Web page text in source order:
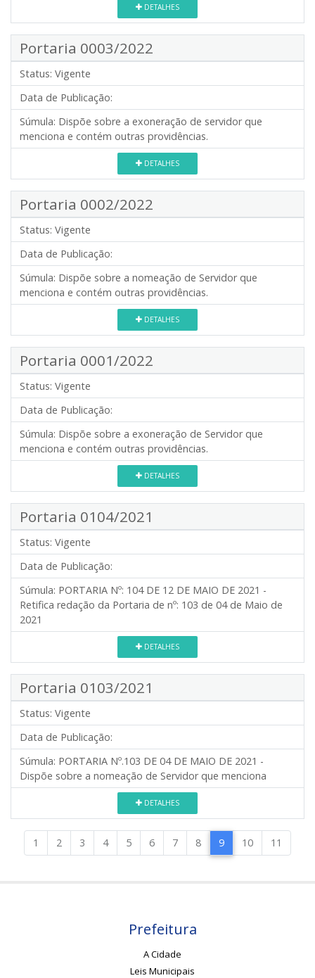
DETALHES
Portaria 0003/2022
Status: Vigente
Data de Publicação:
Súmula: Dispõe sobre a exoneração de servidor que
menciona e contém outras providências.
DETALHES
Portaria 0002/2022
Status: Vigente
Data de Publicação:
Súmula: Dispõe sobre a nomeação de Servidor que
menciona e contém outras providências.
DETALHES
Portaria 0001/2022
Status: Vigente
Data de Publicação:
Súmula: Dispõe sobre a exoneração de Servidor que
menciona e contém outras providências.
DETALHES
Portaria 0104/2021
Status: Vigente
Data de Publicação:
Súmula: PORTARIA Nº: 104 DE 12 DE MAIO DE 2021 -
Retifica redação da Portaria de nº: 103 de 04 de Maio de
2021
DETALHES
Portaria 0103/2021
Status: Vigente
Data de Publicação:
Súmula: PORTARIA Nº.103 DE 04 DE MAIO DE 2021 -
Dispõe sobre a nomeação de Servidor que menciona
DETALHES
1 2 3 4 5 6 7 8 9 10 11
Prefeitura
A Cidade
Leis Municipais